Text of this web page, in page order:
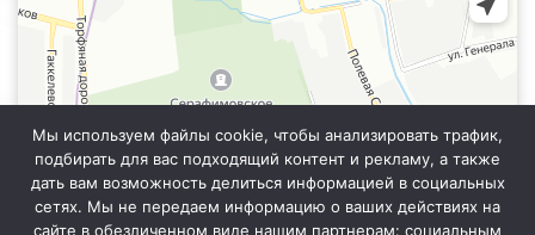
Мы используем файлы cookie, чтобы анализировать трафик,
подбирать для вас подходящий контент и рекламу, а также
дать вам возможность делиться информацией в социальных
сетях. Мы не передаем информацию о ваших действиях на
сайте в обезличенном виде нашим партнерам: социальным